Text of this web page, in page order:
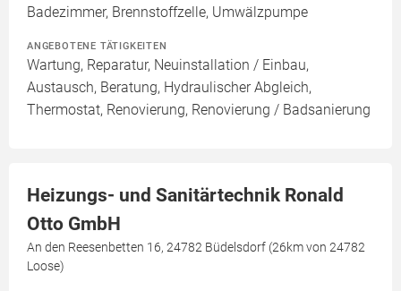
Badezimmer, Brennstoffzelle, Umwälzpumpe
ANGEBOTENE TÄTIGKEITEN
Wartung, Reparatur, Neuinstallation / Einbau,
Austausch, Beratung, Hydraulischer Abgleich,
Thermostat, Renovierung, Renovierung / Badsanierung
Heizungs- und Sanitärtechnik Ronald
Otto GmbH
An den Reesenbetten 16, 24782 Büdelsdorf (26km von 24782
Loose)